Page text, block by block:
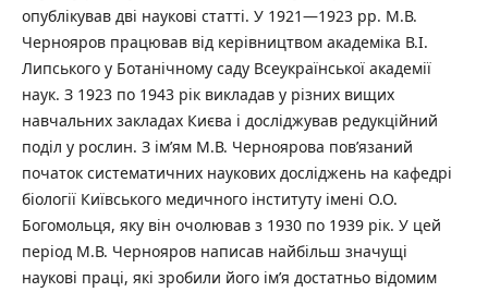
опублікував дві наукові статті. У 1921—1923 рр. М.В.
Чернояров працював від керівництвом академіка В.І.
Липського у Ботанічному саду Всеукраїнської академії
наук. З 1923 по 1943 рік викладав у різних вищих
навчальних закладах Києва і досліджував редукційний
поділ у рослин. З ім’ям М.В. Черноярова пов’язаний
початок систематичних наукових досліджень на кафедрі
біології Київського медичного інституту імені О.О.
Богомольця, яку він очолював з 1930 по 1939 рік. У цей
період М.В. Чернояров написав найбільш значущі
наукові праці, які зробили його ім’я достатньо відомим